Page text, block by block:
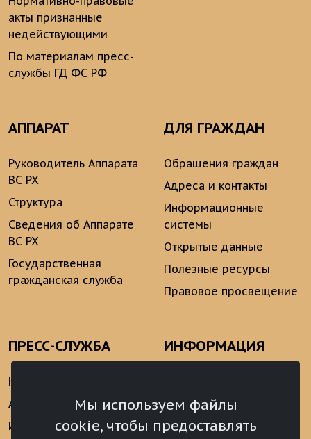
Мы используем файлы
cookie, чтобы предоставлять
акты признанные
недействующими
По материалам пресс-
службы ГД ФС РФ
АППАРАТ
Руководитель Аппарата
ВС РХ
Структура
Сведения об Аппарате
ВС РХ
Государственная
гражданская служба
ДЛЯ ГРАЖДАН
Обращения граждан
Адреса и контакты
Информационные
системы
Открытые данные
Полезные ресурсы
Правовое просвещение
ПРЕСС-СЛУЖБА
Новости
Анонсы
Интервью
ИНФОРМАЦИЯ
аналитические
материалы